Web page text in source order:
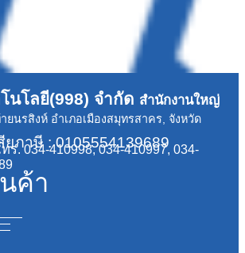
นโลยี(998) จำกัด สำนักงานใหญ่
ยนรสิงห์ อำเภอเมืองสมุทรสาคร, จังหวัด
ยภาษี : 0105554139689
ร. 034-410998, 034-410997, 034-
ค้า